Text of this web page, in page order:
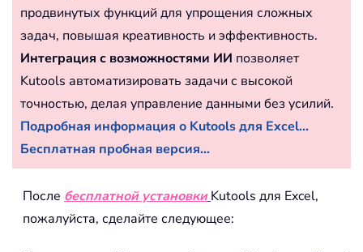
продвинутых функций для упрощения сложных
задач, повышая креативность и эффективность.
Интеграция с возможностями ИИ позволяет
Kutools автоматизировать задачи с высокой
точностью, делая управление данными без усилий.
Подробная информация о Kutools для Excel...
Бесплатная пробная версия...
После бесплатной установки Kutools для Excel,
пожалуйста, сделайте следующее: